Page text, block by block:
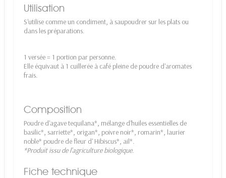
Utilisation
S'utilise comme un condiment, à saupoudrer sur les plats ou
dans les préparations.
1 versée = 1 portion par personne.
Elle équivaut à 1 cuillerée à café pleine de poudre d'aromates
frais.
Composition
Poudre d'agave tequilana*, mélange d'huiles essentielles de
basilic*, sarriette*, origan*, poivre noir*, romarin*, laurier
noble* poudre de fleur d' Hibiscus*, ail*.
*Produit issu de l'agriculture biologique.
Fiche technique